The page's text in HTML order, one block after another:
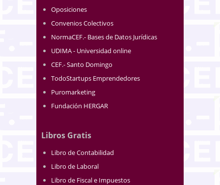
Oposiciones
Convenios Colectivos
NormaCEF.- Bases de Datos Jurídicas
UDIMA - Universidad online
CEF.- Santo Domingo
TodoStartups Emprendedores
Puromarketing
Fundación HERGAR
Libros Gratis
Libro de Contabilidad
Libro de Laboral
Libro de Fiscal e Impuestos